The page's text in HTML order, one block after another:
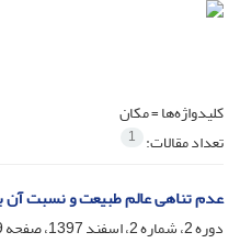
کلیدواژه‌ها =مکان
تعداد مقالات: 1
عدم تناهی عالم طبیعت و نسبت آن
دوره 2، شماره 2، اسفند 1397، صفحه